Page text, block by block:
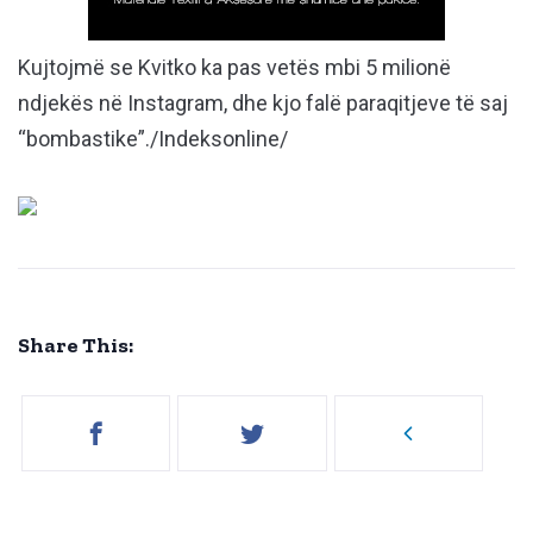
Kujtojmë se Kvitko ka pas vetës mbi 5 milionë
ndjekës në Instagram, dhe kjo falë paraqitjeve të saj
“bombastike”./Indeksonline/
Share This: